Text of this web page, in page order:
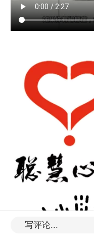
写评论...